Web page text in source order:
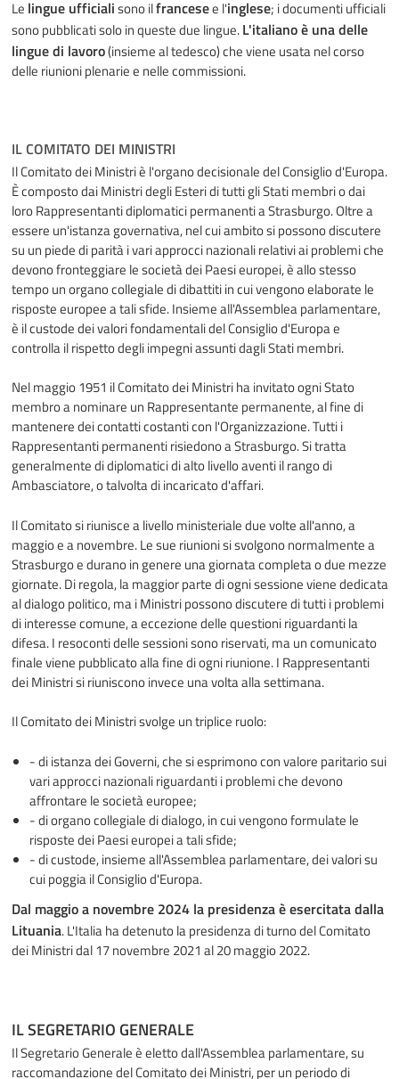
Le lingue ufficialisono ilfrancesee l'inglese; i documenti ufficiali
sono pubblicati solo in queste due lingue.L'italiano è una delle
lingue di lavoro(insieme al tedesco) che viene usata nel corso
delle riunioni plenarie e nelle commissioni.
IL COMITATO DEI MINISTRI
Il Comitato dei Ministri è l'organo decisionale del Consiglio d'Europa.
È composto dai Ministri degli Esteri di tutti gli Stati membri o dai
loro Rappresentanti diplomatici permanenti a Strasburgo. Oltre a
essere un'istanza governativa, nel cui ambito si possono discutere
su un piede di parità i vari approcci nazionali relativi ai problemi che
devono fronteggiare le società dei Paesi europei, è allo stesso
tempo un organo collegiale di dibattiti in cui vengono elaborate le
risposte europee a tali sfide. Insieme all'Assemblea parlamentare,
è il custode dei valori fondamentali del Consiglio d'Europa e
controlla il rispetto degli impegni assunti dagli Stati membri.
Nel maggio 1951 il Comitato dei Ministri ha invitato ogni Stato
membro a nominare un Rappresentante permanente, al fine di
mantenere dei contatti costanti con l'Organizzazione. Tutti i
Rappresentanti permanenti risiedono a Strasburgo. Si tratta
generalmente di diplomatici di alto livello aventi il rango di
Ambasciatore, o talvolta di incaricato d'affari.
Il Comitato si riunisce a livello ministeriale due volte all'anno, a
maggio e a novembre. Le sue riunioni si svolgono normalmente a
Strasburgo e durano in genere una giornata completa o due mezze
giornate. Di regola, la maggior parte di ogni sessione viene dedicata
al dialogo politico, ma i Ministri possono discutere di tutti i problemi
di interesse comune, a eccezione delle questioni riguardanti la
difesa. I resoconti delle sessioni sono riservati, ma un comunicato
finale viene pubblicato alla fine di ogni riunione. I Rappresentanti
dei Ministri si riuniscono invece una volta alla settimana.
Il Comitato dei Ministri svolge un triplice ruolo:
- di istanza dei Governi, che si esprimono con valore paritario sui
vari approcci nazionali riguardanti i problemi che devono
affrontare le società europee;
- di organo collegiale di dialogo, in cui vengono formulate le
risposte dei Paesi europei a tali sfide;
- di custode, insieme all'Assemblea parlamentare, dei valori su
cui poggia il Consiglio d'Europa.
Dal maggio a novembre 2024 la presidenza è esercitata dalla
Lituania. L'Italia ha detenuto la presidenza di turno del Comitato
dei Ministri dal 17 novembre 2021 al 20 maggio 2022.
IL SEGRETARIO GENERALE
Il Segretario Generale è eletto dall'Assemblea parlamentare, su
raccomandazione del Comitato dei Ministri, per un periodo di